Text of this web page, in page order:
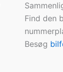
Find den
Besøg